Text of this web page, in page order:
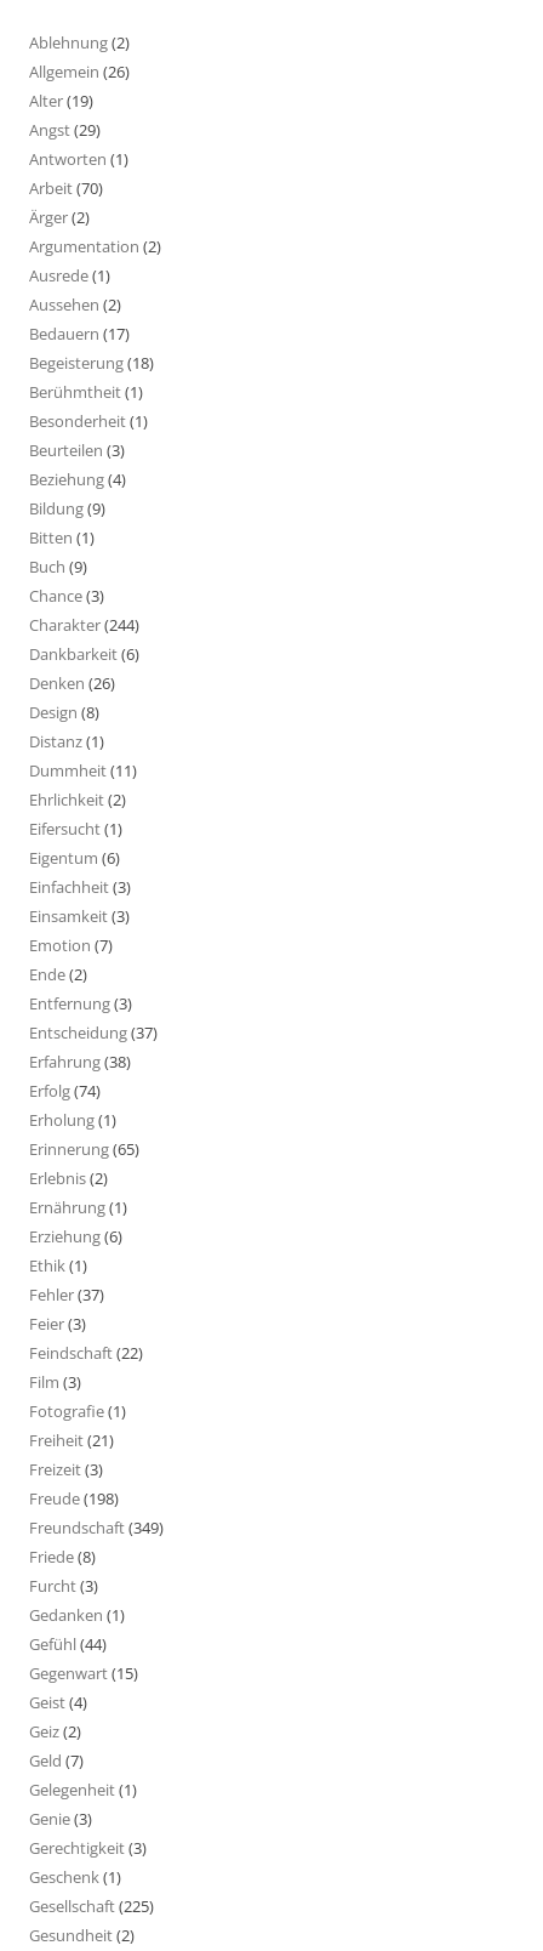
Ablehnung(2)
Allgemein (26)
Alter(19)
Angst(29)
Antworten (1)
Arbeit(70)
Ärger(2)
Argumentation (2)
Ausrede(1)
Aussehen (2)
Bedauern (17)
Begeisterung(18)
Berühmtheit(1)
Besonderheit(1)
Beurteilen (3)
Beziehung(4)
Bildung(9)
Bitten (1)
Buch (9)
Chance(3)
Charakter(244)
Dankbarkeit(6)
Denken (26)
Design (8)
Distanz(1)
Dummheit(11)
Ehrlichkeit(2)
Eifersucht(1)
Eigentum (6)
Einfachheit(3)
Einsamkeit(3)
Emotion (7)
Ende(2)
Entfernung(3)
Entscheidung(37)
Erfahrung(38)
Erfolg(74)
Erholung(1)
Erinnerung(65)
Erlebnis(2)
Ernährung(1)
Erziehung(6)
Ethik(1)
Fehler(37)
Feier(3)
Feindschaft(22)
Film (3)
Fotografie(1)
Freiheit(21)
Freizeit(3)
Freude(198)
Freundschaft(349)
Friede(8)
Furcht(3)
Gedanken (1)
Gefühl(44)
Gegenwart(15)
Geist(4)
Geiz(2)
Geld (7)
Gelegenheit(1)
Genie(3)
Gerechtigkeit(3)
Geschenk(1)
Gesellschaft(225)
Gesundheit(2)